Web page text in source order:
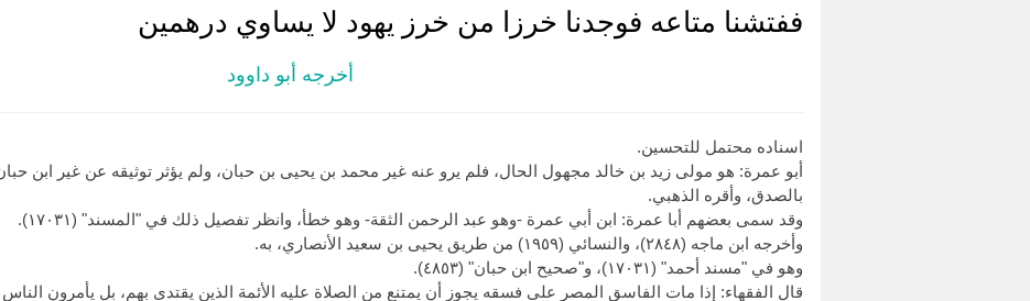
ففتشنا متاعه فوجدنا خرزا من خرز يهود لا يساوي درهمين
أخرجه أبو داوود
اسناده محتمل للتحسين.
أبو عمرة: هو مولى زيد بن خالد مجهول الحال، فلم يرو عنه غير محمد بن يحيى بن حبان، ولم يؤثر توثيقه عن غير ابن
بالصدق، وأقره الذهبي.
وقد سمى بعضهم أبا عمرة: ابن أبي عمرة -وهو عبد الرحمن الثقة- وهو خطأ، وانظر تفصيل ذلك في "المسند" (١٧٠٣١).
وأخرجه ابن ماجه (٢٨٤٨)، والنسائي (١٩٥٩) من طريق يحيى بن سعيد الأنصاري، به.
وهو في "مسند أحمد" (١٧٠٣١)، و"صحيح ابن حبان" (٤٨٥٣).
قال الفقهاء: إذا مات الفاسق المصر على فسقه يجوز أن يمتنع من الصلاة عليه الأئمة الذين يقتدى بهم، بل يأمرون